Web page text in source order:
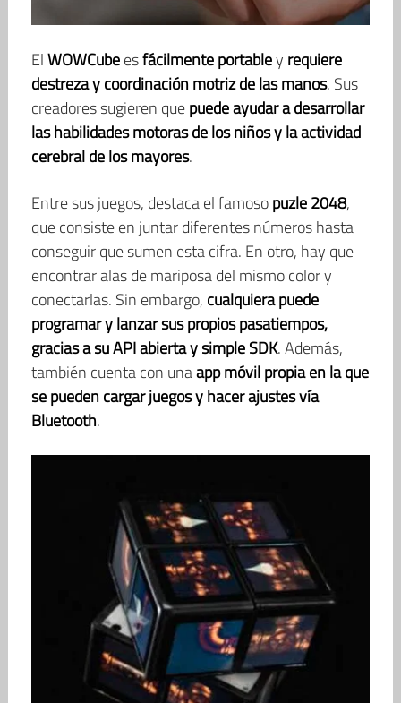
ElWOWCubeesfácilmente portabley requiere
destreza y coordinación motriz de las manos. Sus
creadores sugieren quepuede ayudar a desarrollar
las habilidades motoras de los niños y la actividad
cerebral de los mayores.
Entre sus juegos, destaca el famosopuzle 2048,
que consiste en juntar diferentes números hasta
conseguir que sumen esta cifra. En otro, hay que
encontrar alas de mariposa del mismo color y
conectarlas. Sin embargo, cualquiera puede
programar y lanzar sus propios pasatiempos,
gracias a su API abierta y simple SDK. Además,
también cuenta con unaapp móvil propia en la que
se pueden cargar juegos y hacer ajustes vía
Bluetooth.